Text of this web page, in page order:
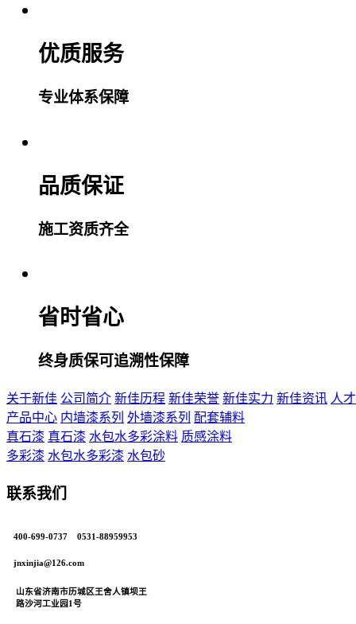
优质服务
专业体系保障
品质保证
施工资质齐全
省时省心
终身质保可追溯性保障
关于新佳 公司简介 新佳历程 新佳荣誉 新佳实力 新佳资讯 人
产品中心 内墙漆系列 外墙漆系列 配套辅料
真石漆 真石漆 水包水多彩涂料 质感涂料
多彩漆 水包水多彩漆 水包砂
联系我们
400-699-0737 0531-88959953
jnxinjia@126.com
山东省济南市历城区王舍人镇坝王
路沙河工业园1号